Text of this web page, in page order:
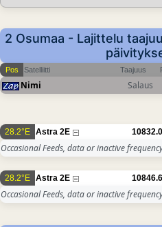
2 Osumaa - Lajittelu
Pos Satelliitti Taajuus
Nimi Salaus
28.2°E Astra 2E
Occasional Feeds, data or inactive
28.2°E Astra 2E
Occasional Feeds, data or inactive